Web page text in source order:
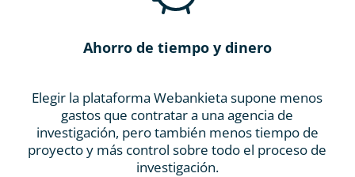
Ahorro de tiempo y dinero
Elegir la plataforma Webankieta supone menos
gastos que contratar a una agencia de
investigación, pero también menos tiempo de
proyecto y más control sobre todo el proceso de
investigación.